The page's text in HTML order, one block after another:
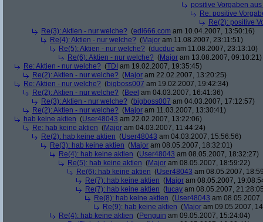
positive Vorgaben
Re: positive
Re(2): positive
Re(3): Aktien - nur welche? (edi666.com am 10.04.2007, 13:50:16)
Re(4): Aktien - nur welche? (Major am 11.08.2007, 23:11:51)
Re(5): Aktien - nur welche? (ducduc am 11.08.2007, 23:13:10)
Re(6): Aktien - nur welche? (Major am 13.08.2007, 09:10:21)
Re: Aktien - nur welche? (TDI am 19.02.2007, 19:35:45)
Re(2): Aktien - nur welche? (Major am 22.02.2007, 13:20:25)
Re: Aktien - nur welche? (bigboss007 am 19.02.2007, 19:42:34)
Re(2): Aktien - nur welche? (Beel am 04.03.2007, 16:41:36)
Re(3): Aktien - nur welche? (bigboss007 am 04.03.2007, 17:12:57)
Re(2): Aktien - nur welche? (Major am 11.03.2007, 13:30:41)
hab keine aktien (User48043 am 22.02.2007, 13:22:06)
Re: hab keine aktien (Major am 04.03.2007, 11:44:24)
Re(2): hab keine aktien (User48043 am 04.03.2007, 15:56:56)
Re(3): hab keine aktien (Major am 08.05.2007, 18:32:01)
Re(4): hab keine aktien (User48043 am 08.05.2007, 18:32:27)
Re(5): hab keine aktien (Major am 08.05.2007, 18:59:22)
Re(6): hab keine aktien (User48043 am 08.05.2007,
Re(7): hab keine aktien (Major am 08.05.2007,
Re(7): hab keine aktien (tucay am 08.05.2007,
Re(8): hab keine aktien (User48043 am
Re(9): hab keine aktien (Major am 09.05.2007,
Re(4): hab keine aktien (Penguin am 09.05.2007, 15:24:04)